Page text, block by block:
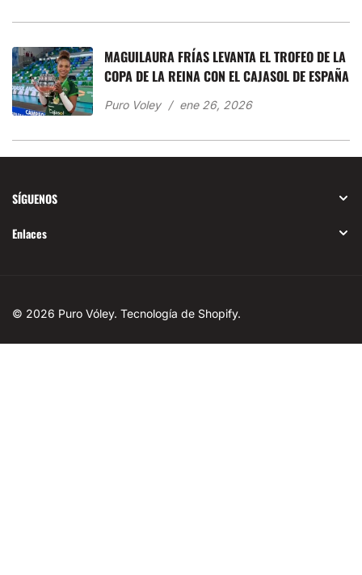
MAGUILAURA FRÍAS LEVANTA EL TROFEO DE LA
COPA DE LA REINA CON EL CAJASOL DE ESPAÑA
Puro Voley ene 26, 2026
SÍGUENOS
Enlaces
© 2026 Puro Vóley. Tecnología de Shopify.